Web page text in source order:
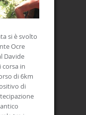
si è svolto
Ocre
Davide
corsa in
di 6km
di